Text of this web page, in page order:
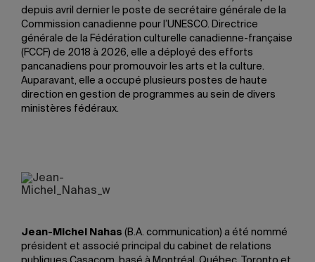
depuis avril dernier le poste de secrétaire générale de la
Commission canadienne pour l’UNESCO. Directrice
générale de la Fédération culturelle canadienne-française
(FCCF) de 2018 à 2026, elle a déployé des efforts
pancanadiens pour promouvoir les arts et la culture.
Auparavant, elle a occupé plusieurs postes de haute
direction en gestion de programmes au sein de divers
ministères fédéraux.
Jean-Michel Nahas (B.A. communication) a été nommé
président et associé principal du cabinet de relations